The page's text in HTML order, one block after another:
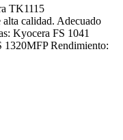
TK1115
calidad. Adecuado
Kyocera FS 1041
Rendimiento: